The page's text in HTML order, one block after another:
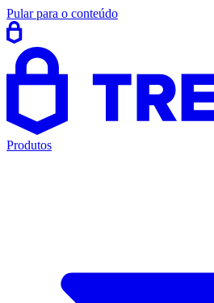
Pular para o conteúdo
Produtos